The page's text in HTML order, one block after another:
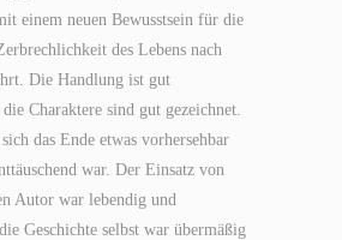
einem neuen Bewusstsein für die
des Lebens nach
Die Handlung ist gut
Charaktere sind gut gezeichnet.
das Ende etwas vorhersehbar
war. Der Einsatz von
Autor war lebendig und
Geschichte selbst war übermäßig